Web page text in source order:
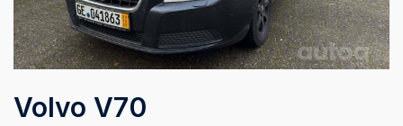
Volvo V70